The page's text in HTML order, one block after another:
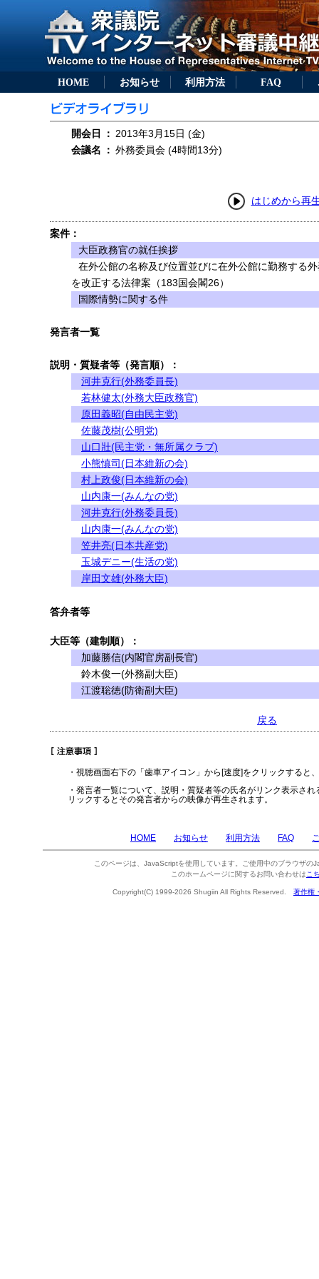
HOME お知らせ 利用方法 FAQ
開会日 ： 2013年3月15日 (金)
会議名
： 外務委員会 (4時間13分)
はじめから再
案件：
大臣政務官の就任挨拶
在外公館の名称及び位置並びに在外公館に勤務する
を改正する法律案（183国会閣26）
国際情勢に関する件
発言者一覧
説明・質疑者等（発言順）：
河井克行(外務委員長)
若林健太(外務大臣政務官)
原田義昭(自由民主党)
佐藤茂樹(公明党)
山口壯(民主党・無所属クラブ)
小熊慎司(日本維新の会)
村上政俊(日本維新の会)
山内康一(みんなの党)
河井克行(外務委員長)
山内康一(みんなの党)
笠井亮(日本共産党)
玉城デニー(生活の党)
岸田文雄(外務大臣)
答弁者等
大臣等（建制順）：
加藤勝信(内閣官房副長官)
鈴木俊一(外務副大臣)
江渡聡徳(防衛副大臣)
戻る
・視聴画面右下の「歯車アイコン」から[速度]をクリックすると
・発言者一覧について、説明・質疑者等の氏名がリンク表示さ
リックするとその発言者からの映像が再生されます。
HOME お知らせ 利用方法 FAQ
このページは、JavaScriptを使用しています。ご使用中のブラウザの
このホームページに関するお問い合わせは こ
Copyright(C) 1999-2026 Shugiin All Rights Reserved. 著作権